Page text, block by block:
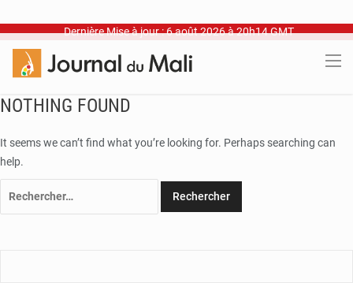
Dernière Mise à jour : 6 août 2026 à 20h14 GMT
NOTHING FOUND
It seems we can’t find what you’re looking for. Perhaps searching can
help.